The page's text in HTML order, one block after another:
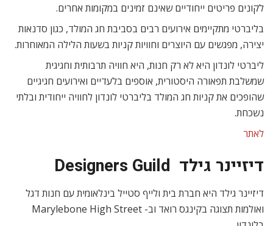
לקונים פריטים ייחודיים שאינם זמינים במקומות אחרים.
בליברטי מתקיימים אירועים רבים בסביבת חג המולד, כגון סדנאות
יצירה, מפגשים עם היוצרים וחוויות קניות בשעות הלילה המאוחרות.
ליברטי לונדון היא לא רק חנות, היא חוויה תרבותית וחגיגית
שמשלבת תפאורה היסטורית, אוספים בלעדיים ואירועים חגיגיים
שהופכים את קניות חג המולד בליברטי לונדון לחוויה ייחודית ובלתי
נשכחת.
לאתר
דיזיינר גילד Designers Guild
דיזיינר גילד היא חברת בית ולייף סטייל בינלאומית עם חנות דגל
ואולמות תצוגה בקינגס רואד וב- Marylebone High Street